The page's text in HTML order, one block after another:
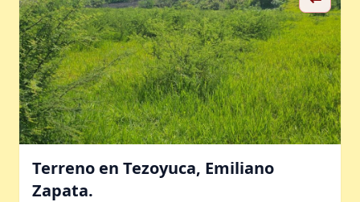
Terreno en Tezoyuca, Emiliano
Zapata.